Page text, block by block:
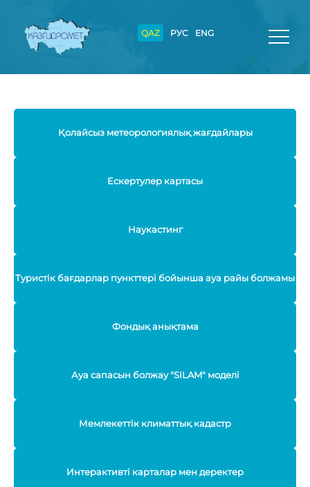
QAZ РУС ENG
Қолайсыз метеорологиялық жағдайлары
Ескертулер картасы
Наукастинг
Туристік бағдарлар пункттері бойынша ауа райы болжамы
Фондық анықтама
Ауа сапасын болжау "SILAM" моделі
Мемлекеттік климаттық кадастр
Интерактивті карталар мен деректер